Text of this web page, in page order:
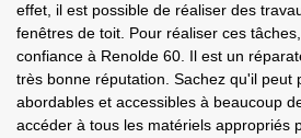
effet, il est possible de réaliser des
fenêtres de toit. Pour réaliser ces
confiance à Renolde 60. Il est un
très bonne réputation. Sachez qu'il peut
abordables et accessibles à beaucoup
accéder à tous les matériels appropriés